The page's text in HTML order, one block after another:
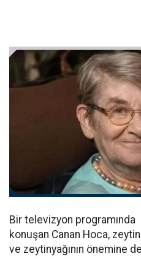
Bir televizyon programında
konuşan Canan Hoca, zeytin
ve zeytinyağının önemine